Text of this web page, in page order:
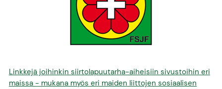
Linkkejä joihinkin siirtolapuutarha-aiheisiin sivustoihin eri
maissa - mukana myös eri maiden liittojen sosiaalisen